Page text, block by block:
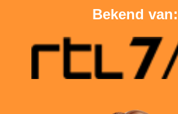
Bekend van: